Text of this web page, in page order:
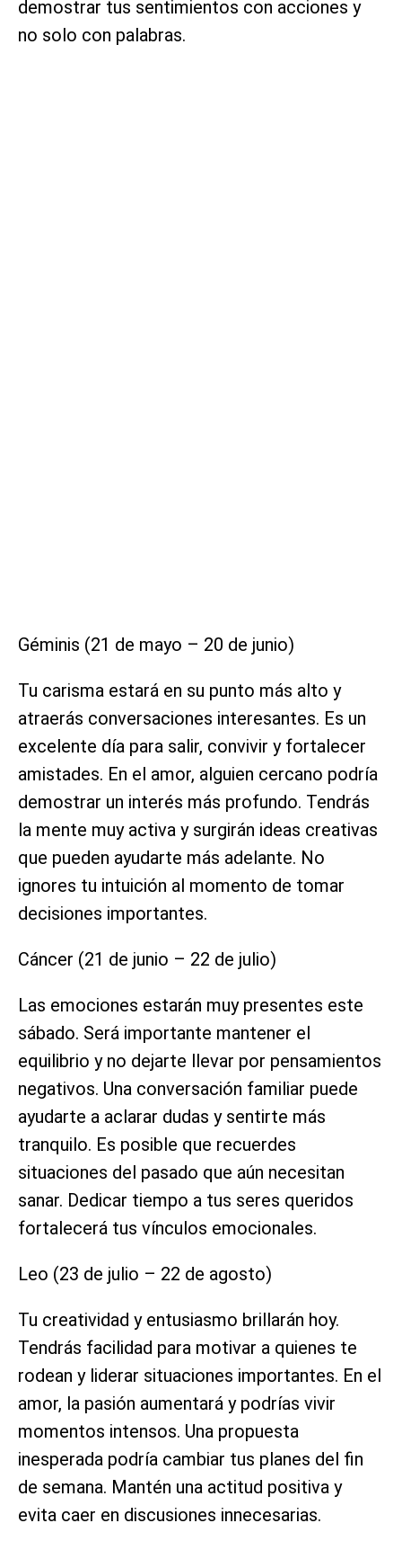
demostrar tus sentimientos con acciones y
no solo con palabras.
Géminis (21 de mayo – 20 de junio)
Tu carisma estará en su punto más alto y
atraerás conversaciones interesantes. Es un
excelente día para salir, convivir y fortalecer
amistades. En el amor, alguien cercano podría
demostrar un interés más profundo. Tendrás
la mente muy activa y surgirán ideas creativas
que pueden ayudarte más adelante. No
ignores tu intuición al momento de tomar
decisiones importantes.
Cáncer (21 de junio – 22 de julio)
Las emociones estarán muy presentes este
sábado. Será importante mantener el
equilibrio y no dejarte llevar por pensamientos
negativos. Una conversación familiar puede
ayudarte a aclarar dudas y sentirte más
tranquilo. Es posible que recuerdes
situaciones del pasado que aún necesitan
sanar. Dedicar tiempo a tus seres queridos
fortalecerá tus vínculos emocionales.
Leo (23 de julio – 22 de agosto)
Tu creatividad y entusiasmo brillarán hoy.
Tendrás facilidad para motivar a quienes te
rodean y liderar situaciones importantes. En el
amor, la pasión aumentará y podrías vivir
momentos intensos. Una propuesta
inesperada podría cambiar tus planes del fin
de semana. Mantén una actitud positiva y
evita caer en discusiones innecesarias.